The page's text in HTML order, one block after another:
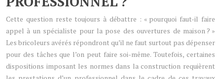
Cette question reste toujours à débattre : « pourquoi faut-il faire
appel à un spécialiste pour la pose des ouvertures de maison ? »
Les bricoleurs avérés répondront qu’il ne faut surtout pas dépenser
pour des tâches que l’on peut faire soi-même. Toutefois, certaines
dispositions imposant les normes dans la construction requièrent